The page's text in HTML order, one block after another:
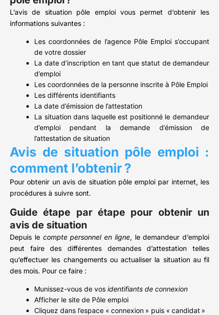
L’avis de situation pôle emploi vous permet d’obtenir les
informations suivantes :
Les coordonnées de l’agence Pôle Emploi s’occupant
de votre dossier
La date d’inscription en tant que statut de demandeur
d’emploi
Les coordonnées de la personne inscrite à Pôle Emploi
Les différents identifiants
La date d’émission de l’attestation
La situation dans laquelle est positionné le demandeur
d’emploi pendant la demande d’émission de
l’attestation de situation
Avis de situation pôle emploi :
comment l’obtenir ?
Pour obtenir un avis de situation pôle emploi par internet, les
procédures à suivre sont.
Guide étape par étape pour obtenir un
avis de situation
Depuis le compte personnel en ligne, le demandeur d’emploi
peut faire des différentes demandes d’attestation telles
qu’effectuer les changements ou actualiser la situation au fil
des mois. Pour ce faire :
Munissez-vous de vos identifiants de connexion
Afficher le site de Pôle emploi
Cliquez dans l’espace « connexion » puis « candidat »